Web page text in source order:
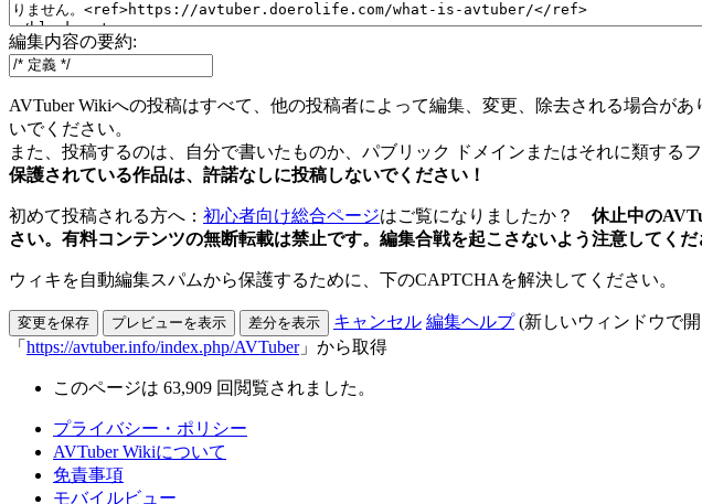
編集内容の要約:
AVTuber Wikiへの投稿はすべて、他の投稿者によって編集、変更、除去される場合が
いでください。
また、投稿するのは、自分で書いたものか、パブリック ドメインまたはそれに類する
保護されている作品は、許諾なしに投稿しないでください！
初めて投稿される方へ： 初心者向け総合ページはご覧になりましたか？ 休止中の
さい。有料コンテンツの無断転載は禁止です。編集合戦を起こさないよう注意してくだ
ウィキを自動編集スパムから保護するために、下のCAPTCHAを解決してください。
キャンセル 編集ヘルプ(新しいウィンドウで
「 https://avtuber.info/index.php/AVTuber」から取得
このページは 63,909 回閲覧されました。
プライバシー・ポリシー
AVTuber Wikiについて
免責事項
モバイルビュー